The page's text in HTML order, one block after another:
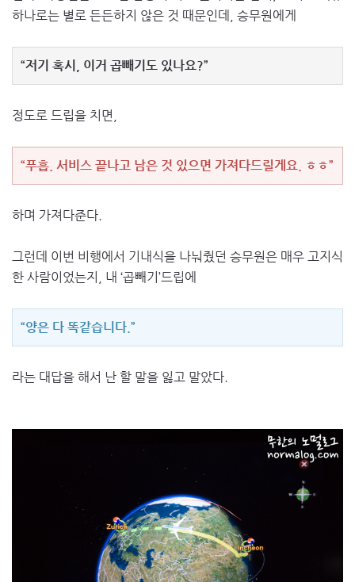
하나로는 별로 든든하지 않은 것 때문인데, 승무원에게
“저기 혹시, 이거 곱빼기도 있나요?”
정도로 드립을 치면,
“푸흡. 서비스 끝나고 남은 것 있으면 가져다드릴게요. ㅎㅎ”
하며 가져다준다.
그런데 이번 비행에서 기내식을 나눠줬던 승무원은 매우 고지식
한 사람이었는지, 내 ‘곱빼기’드립에
“양은 다 똑같습니다.”
라는 대답을 해서 난 할 말을 잃고 말았다.